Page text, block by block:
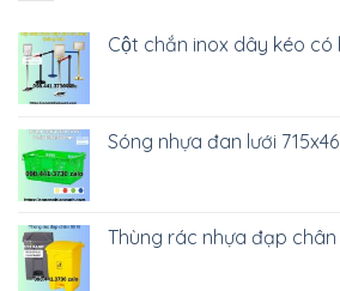
Cột chắn inox dây kéo
Sóng nhựa đan lưới
Thùng rác nhựa đạp chân